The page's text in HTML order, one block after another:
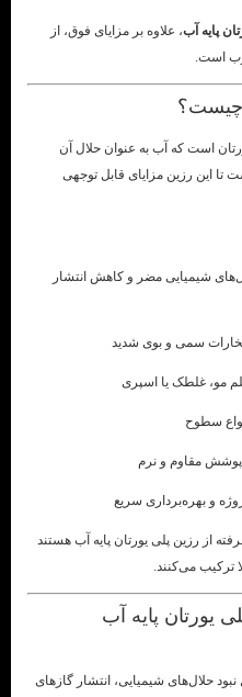
پایه آب، علاوه بر مزایای فوق، از
است.
است که آب به عنوان حلال آن
این رزین مزایای قابل توجهی
شیمیایی مضر و کاهش انتشار
سمی و بوی شدید
مو، غلطک یا اسپری
سطوح
پوشش مقاوم و نرم
و بهره‌برداری سریع
از رزین پلی یورتان پایه آب هستند
ترکیب می‌کنند.
نبود حلال‌های شیمیایی، انتشار گازهای